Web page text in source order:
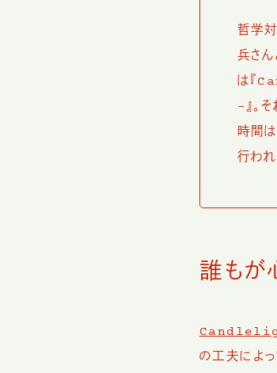
哲学
兵さ
は
-』。
時間
行わ
誰もが
Candlelight
の工夫によ